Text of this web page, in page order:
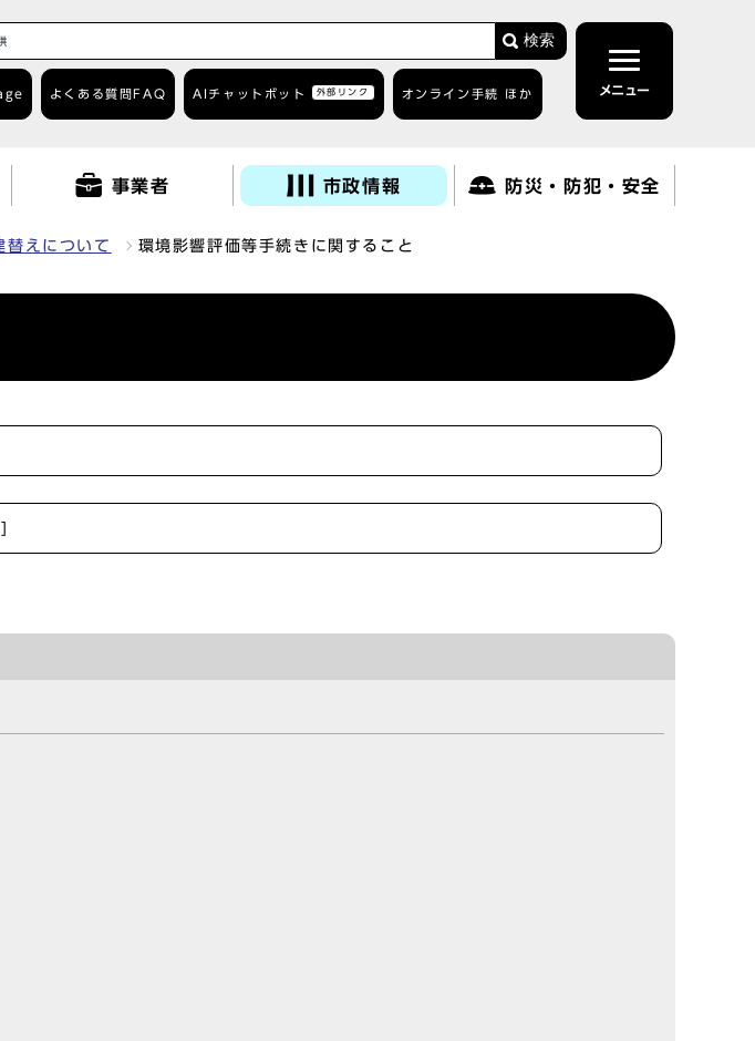
検索
よくある質問 FAQ AIチャットボット 外部リンク オンライン手続 ほか メニュー
事業者 市政情報 防災・防犯・安全
替えについて 環境影響評価等手続きに関すること